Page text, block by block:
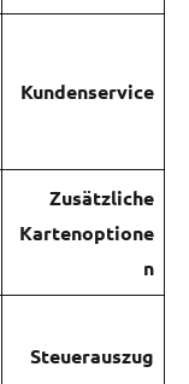
Kundenservice
Zusätzliche
Kartenoptione
n
Steuerauszug